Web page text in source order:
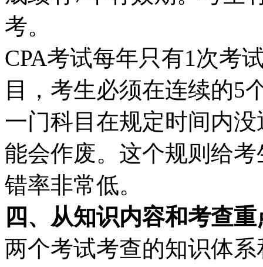
考。
CPA考试每年只有1次考
目，考生必须在连续的5
一门科目在规定时间内
能会作废。这个规则给
错率非常低。
四、从知识内容和考查
两个考试考查的知识体